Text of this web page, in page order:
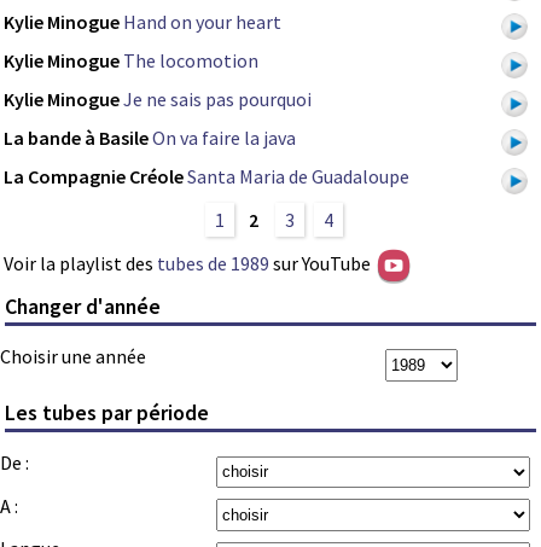
Kylie Minogue Hand on your heart
Kylie Minogue The locomotion
Kylie MinogueJe ne sais pas pourquoi
La bande à BasileOn va faire la java
La Compagnie CréoleSanta Maria de Guadaloupe
1
2 3
4
Voir la playlist des tubes de 1989 sur YouTube
Changer d'année
Choisir une année
Les tubes par période
De :
A :